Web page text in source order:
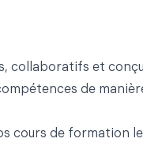
et
de
cours de formation